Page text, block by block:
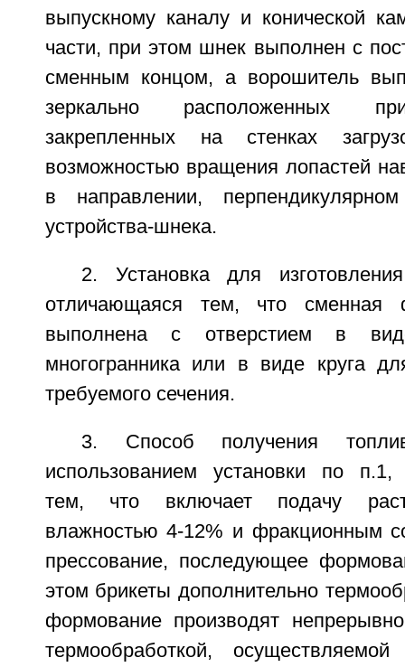
выпускному каналу и конической
части, при этом шнек выполнен с
сменным концом, а ворошитель
зеркально расположенных
закрепленных на стенках
возможностью вращения лопастей
в направлении,
устройства-шнека.
2. Установка для
отличающаяся тем, что сменная
выполнена с отверстием в виде
многогранника или в виде круга
требуемого сечения.
3. Способ получения
использованием установки по п.1,
тем, что включает подачу
влажностью 4-12% и фракционным
прессование, последующее
этом брикеты дополнительно
формование производят
термообработкой,